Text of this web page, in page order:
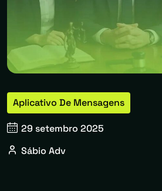
Aplicativo De Mensagens
29 setembro 2025
Sábio Adv